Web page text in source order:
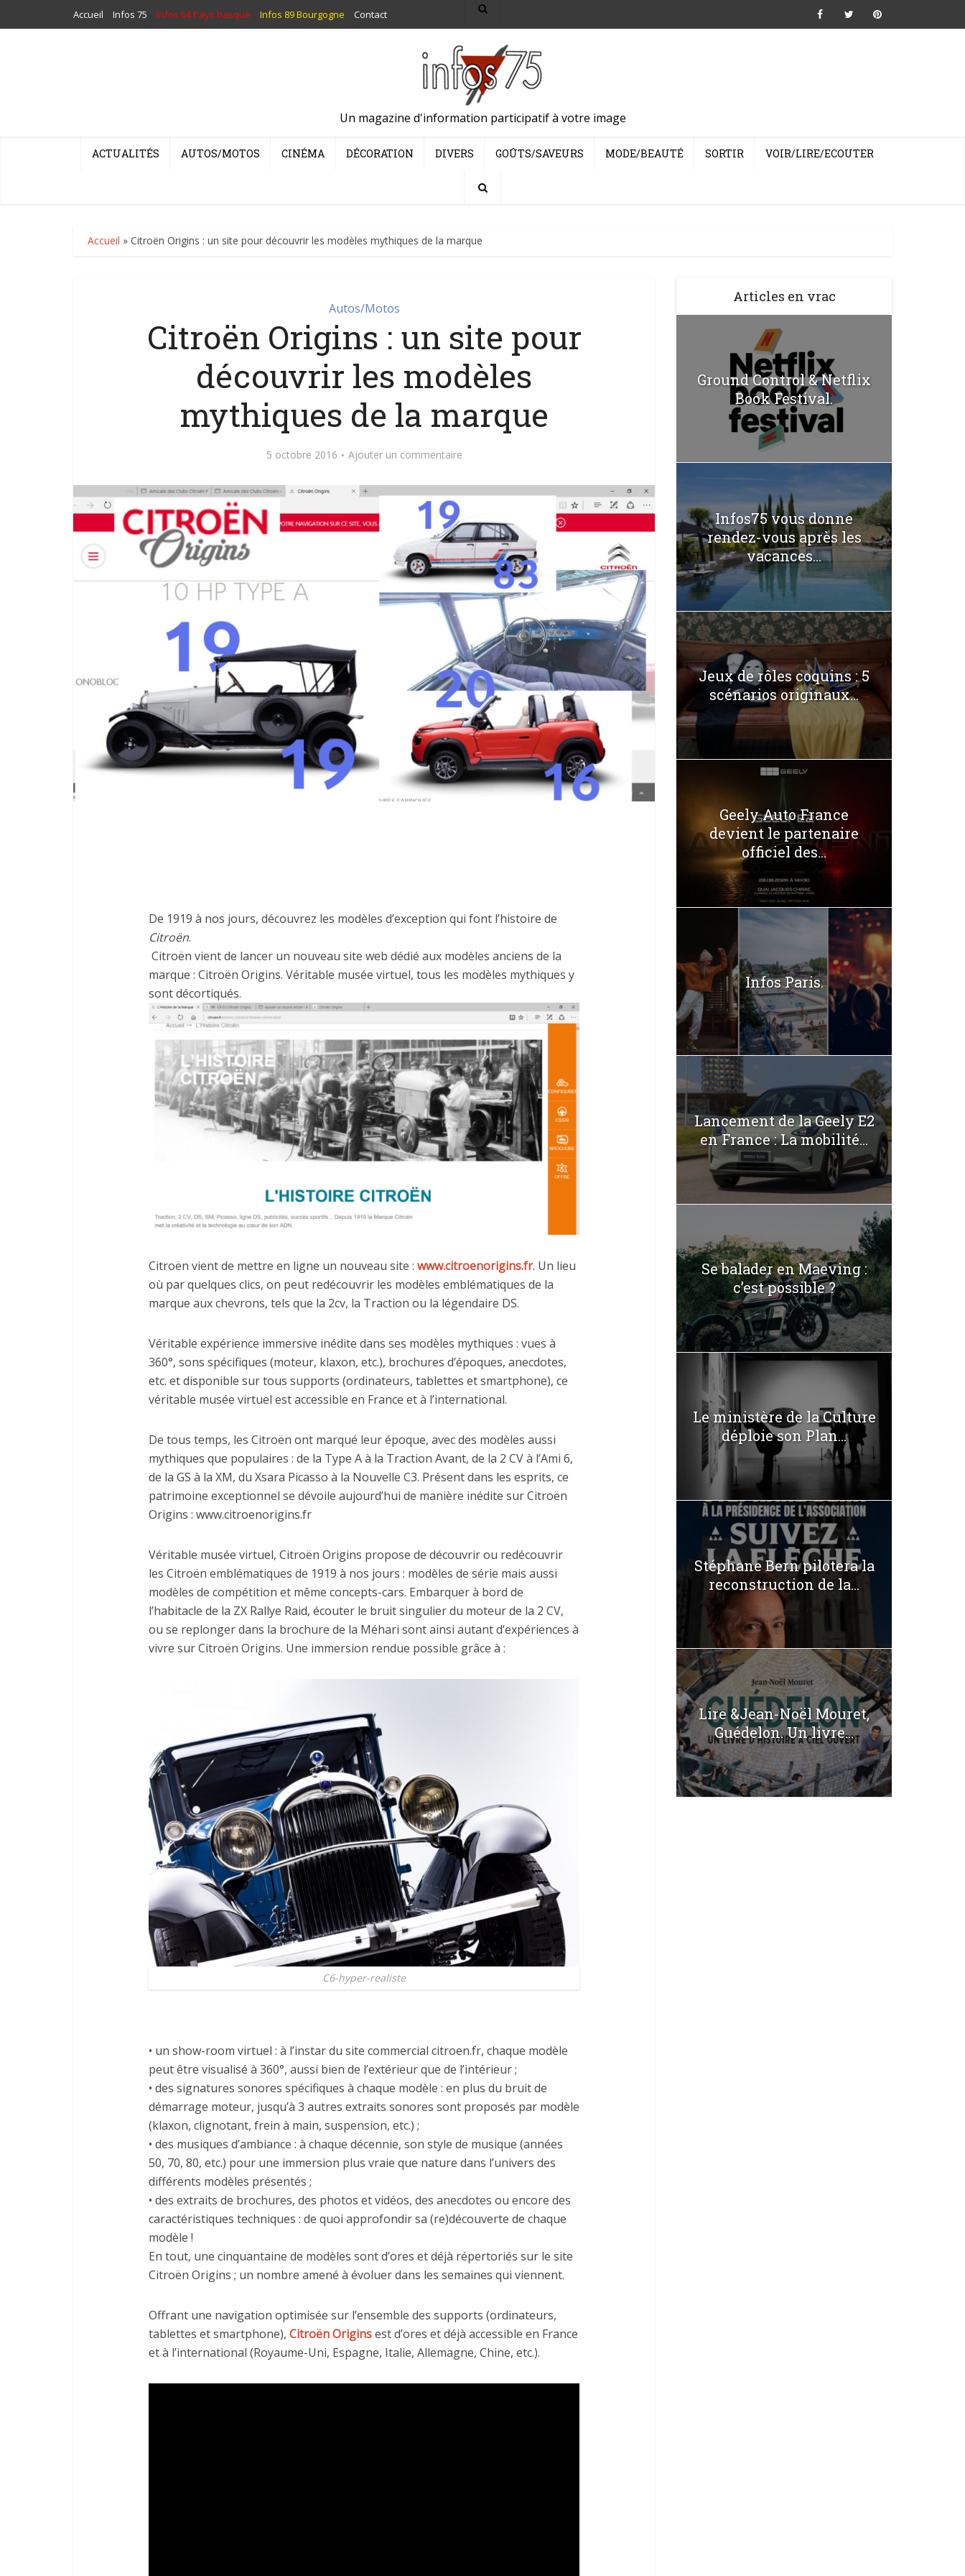
Accueil Infos 75 Infos 64 Pays basque Infos 89 Bourgogne Contact
Un magazine d'information participatif à votre image
ACTUALITÉS AUTOS/MOTOS CINÉMA DÉCORATION DIVERS GOÛTS/SAVEURS MODE/BEAUTÉ SORTIR VOIR/LIRE/ECOUTER
Accueil » Citroën Origins : un site pour découvrir les modèles mythiques de la marque
Autos/Motos
Citroën Origins : un site pour
découvrir les modèles
mythiques de la marque
5 octobre 2016 Ajouter un commentaire
De 1919 à nos jours, découvrez les modèles d’exception qui font l’histoire de
Citroën.
Citroën vient de lancer un nouveau site web dédié aux modèles anciens de la
marque : Citroën Origins. Véritable musée virtuel, tous les modèles mythiques y
sont décortiqués.
Citroën vient de mettre en ligne un nouveau site : www.citroenorigins.fr. Un lieu
où par quelques clics, on peut redécouvrir les modèles emblématiques de la
marque aux chevrons, tels que la 2cv, la Traction ou la légendaire DS.
Véritable expérience immersive inédite dans ses modèles mythiques : vues à
360°, sons spécifiques (moteur, klaxon, etc.), brochures d’époques, anecdotes,
etc. et disponible sur tous supports (ordinateurs, tablettes et smartphone), ce
véritable musée virtuel est accessible en France et à l’international.
De tous temps, les Citroën ont marqué leur époque, avec des modèles aussi
mythiques que populaires : de la Type A à la Traction Avant, de la 2 CV à l’Ami 6,
de la GS à la XM, du Xsara Picasso à la Nouvelle C3. Présent dans les esprits, ce
patrimoine exceptionnel se dévoile aujourd’hui de manière inédite sur Citroën
Origins : www.citroenorigins.fr
Véritable musée virtuel, Citroën Origins propose de découvrir ou redécouvrir
les Citroën emblématiques de 1919 à nos jours : modèles de série mais aussi
modèles de compétition et même concepts-cars. Embarquer à bord de
l’habitacle de la ZX Rallye Raid, écouter le bruit singulier du moteur de la 2 CV,
ou se replonger dans la brochure de la Méhari sont ainsi autant d’expériences à
vivre sur Citroën Origins. Une immersion rendue possible grâce à :
C6-hyper-realiste
• un show-room virtuel : à l’instar du site commercial citroen.fr, chaque modèle
peut être visualisé à 360°, aussi bien de l’extérieur que de l’intérieur ;
• des signatures sonores spécifiques à chaque modèle : en plus du bruit de
démarrage moteur, jusqu’à 3 autres extraits sonores sont proposés par modèle
(klaxon, clignotant, frein à main, suspension, etc.) ;
• des musiques d’ambiance : à chaque décennie, son style de musique (années
50, 70, 80, etc.) pour une immersion plus vraie que nature dans l’univers des
différents modèles présentés ;
• des extraits de brochures, des photos et vidéos, des anecdotes ou encore des
caractéristiques techniques : de quoi approfondir sa (re)découverte de chaque
modèle !
En tout, une cinquantaine de modèles sont d’ores et déjà répertoriés sur le site
Citroën Origins ; un nombre amené à évoluer dans les semaines qui viennent.
Offrant une navigation optimisée sur l’ensemble des supports (ordinateurs,
tablettes et smartphone), Citroën Originsest d’ores et déjà accessible en France
et à l’international (Royaume-Uni, Espagne, Italie, Allemagne, Chine, etc.).
Articles en vrac
Ground Control & Netflix
Book Festival.
Infos75 vous donne
rendez-vous après les
vacances...
Jeux de rôles coquins : 5
scénarios originaux...
Geely Auto France
devient le partenaire
officiel des...
Infos Paris.
Lancement de la Geely E2
en France : La mobilité...
Se balader en Maeving :
c’est possible ?
Le ministère de la Culture
déploie son Plan...
Stéphane Bern pilotera la
reconstruction de la...
Lire &Jean-Noël Mouret,
Guédelon. Un livre...